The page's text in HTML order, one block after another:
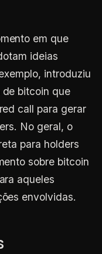
em que
ideias
introduziu
de bitcoin que
call para gerar
No geral, o
para holders
sobre bitcoin
aqueles
envolvidas.